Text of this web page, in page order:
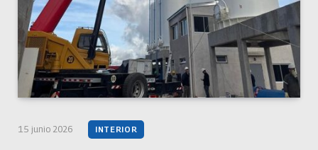
15 junio 2026 INTERIOR